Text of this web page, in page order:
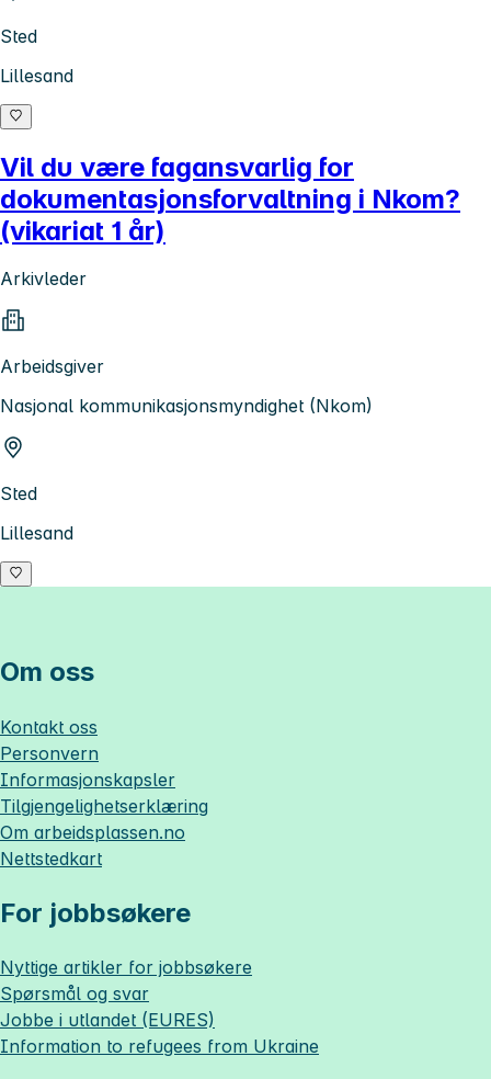
Sted
Lillesand
Vil du være fagansvarlig for
dokumentasjonsforvaltning i Nkom?
(vikariat 1 år)
Arkivleder
Arbeidsgiver
Nasjonal kommunikasjonsmyndighet (Nkom)
Sted
Lillesand
Om oss
Kontakt oss
Personvern
Informasjonskapsler
Tilgjengelighetserklæring
Om arbeidsplassen.no
Nettstedkart
For jobbsøkere
Nyttige artikler for jobbsøkere
Spørsmål og svar
Jobbe i utlandet (EURES)
Information to refugees from Ukraine